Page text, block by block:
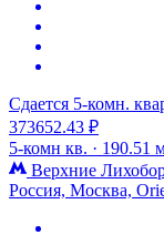
Сдается 5-комн.
373652.43 ₽
5-комн кв. · 190.51
Верхние
Россия, Москва,